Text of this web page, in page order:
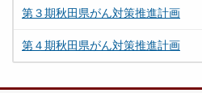
第３期秋田県がん対策推進計画
第４期秋田県がん対策推進計画